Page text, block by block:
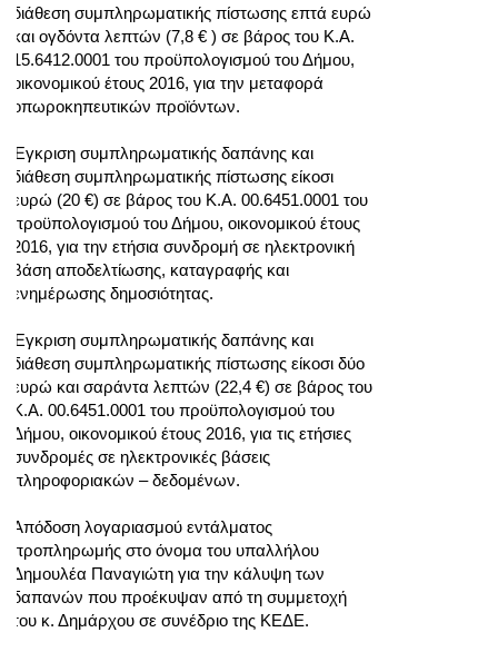
διάθεση συμπληρωματικής πίστωσης επτά ευρώ
και ογδόντα λεπτών (7,8 € ) σε βάρος του Κ.Α.
15.6412.0001 του προϋπολογισμού του Δήμου,
οικονομικού έτους 2016, για την μεταφορά
οπωροκηπευτικών προϊόντων.
Έγκριση συμπληρωματικής δαπάνης και
διάθεση συμπληρωματικής πίστωσης είκοσι
ευρώ (20 €) σε βάρος του Κ.Α. 00.6451.0001 του
προϋπολογισμού του Δήμου, οικονομικού έτους
2016, για την ετήσια συνδρομή σε ηλεκτρονική
βάση αποδελτίωσης, καταγραφής και
ενημέρωσης δημοσιότητας.
Έγκριση συμπληρωματικής δαπάνης και
διάθεση συμπληρωματικής πίστωσης είκοσι δύο
ευρώ και σαράντα λεπτών (22,4 €) σε βάρος του
Κ.Α. 00.6451.0001 του προϋπολογισμού του
Δήμου, οικονομικού έτους 2016, για τις ετήσιες
συνδρομές σε ηλεκτρονικές βάσεις
πληροφοριακών – δεδομένων.
Απόδοση λογαριασμού εντάλματος
προπληρωμής στο όνομα του υπαλλήλου
Δημουλέα Παναγιώτη για την κάλυψη των
δαπανών που προέκυψαν από τη συμμετοχή
του κ. Δημάρχου σε συνέδριο της ΚΕΔΕ.